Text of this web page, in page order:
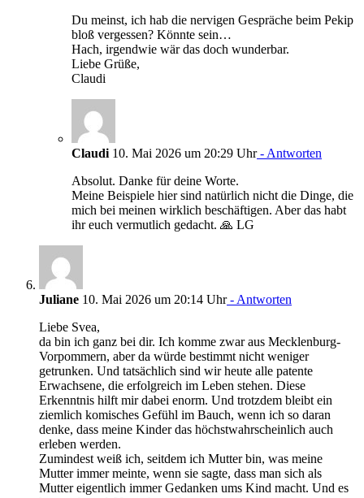
Du meinst, ich hab die nervigen Gespräche beim Pekip
bloß vergessen? Könnte sein…
Hach, irgendwie wär das doch wunderbar.
Liebe Grüße,
Claudi
Claudi 10. Mai 2026 um 20:29 Uhr- Antworten
Absolut. Danke für deine Worte.
Meine Beispiele hier sind natürlich nicht die Dinge, die
mich bei meinen wirklich beschäftigen. Aber das habt
ihr euch vermutlich gedacht. 🙏 LG
Juliane 10. Mai 2026 um 20:14 Uhr- Antworten
Liebe Svea,
da bin ich ganz bei dir. Ich komme zwar aus Mecklenburg-
Vorpommern, aber da würde bestimmt nicht weniger
getrunken. Und tatsächlich sind wir heute alle patente
Erwachsene, die erfolgreich im Leben stehen. Diese
Erkenntnis hilft mir dabei enorm. Und trotzdem bleibt ein
ziemlich komisches Gefühl im Bauch, wenn ich so daran
denke, dass meine Kinder das höchstwahrscheinlich auch
erleben werden.
Zumindest weiß ich, seitdem ich Mutter bin, was meine
Mutter immer meinte, wenn sie sagte, dass man sich als
Mutter eigentlich immer Gedanken ums Kind macht. Und es